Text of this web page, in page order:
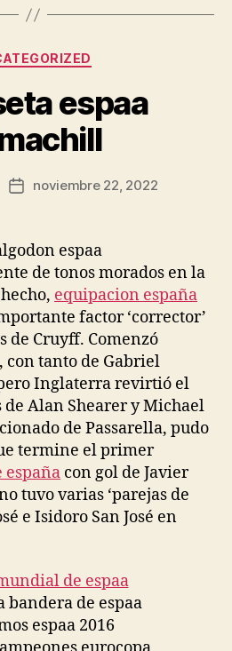
Categorías
espaa
Fecha
entrada
noviembre 22, 2022
de tonos morados en la
equipacion españa
factor ‘corrector’
de Cruyff. Comenzó
tanto de Gabriel
Inglaterra revirtió el
de Alan Shearer y Michael
de Passarella, pudo
termine el primer
españa con gol de Javier
tuvo varias ‘parejas de
e Isidoro San José en